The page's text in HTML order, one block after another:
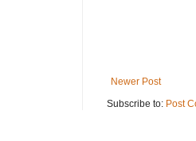
Newer Post
Subscribe to: Post